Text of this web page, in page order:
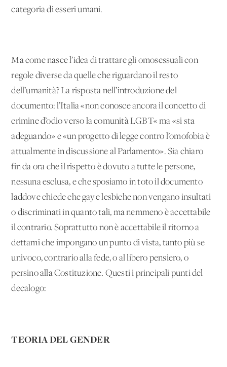
categoria di esseri umani.
Ma come nasce l’idea di trattare gli omosessuali con
regole diverse da quelle che riguardano il resto
dell’umanità? La risposta nell’introduzione del
documento: l’Italia «non conosce ancora il concetto di
crimine d’odio verso la comunità LGBT« ma «si sta
adeguando» e «un progetto di legge contro l’omofobia è
attualmente in discussione al Parlamento». Sia chiaro
fin da ora che il rispetto è dovuto a tutte le persone,
nessuna esclusa, e che sposiamo in toto il documento
laddove chiede che gay e lesbiche non vengano insultati
o discriminati in quanto tali, ma nemmeno è accettabile
il contrario. Soprattutto non è accettabile il ritorno a
dettami che impongano un punto di vista, tanto più se
univoco, contrario alla fede, o al libero pensiero, o
persino alla Costituzione. Questi i principali punti del
decalogo:
TEORIA DEL GENDER